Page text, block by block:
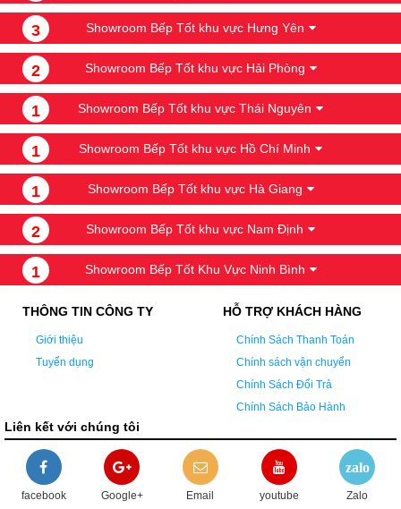
3 Showroom Bếp Tốt khu vực Hưng Yên
2 Showroom Bếp Tốt khu vực Hải Phòng
1 Showroom Bếp Tốt khu vực Thái Nguyên
1 Showroom Bếp Tốt khu vực Hồ Chí Minh
1 Showroom Bếp Tốt khu vực Hà Giang
2 Showroom Bếp Tốt khu vực Nam Định
1 Showroom Bếp Tốt Khu Vực Ninh Bình
THÔNG TIN CÔNG TY
Giới thiệu
Tuyển dụng
HỖ TRỢ KHÁCH HÀNG
Chính Sách Thanh Toán
Chính sách vận chuyển
Chính Sách Đổi Trả
Chính Sách Bảo Hành
Liên kết với chúng tôi
facebook Google+ Email youtube
zalo
Zalo